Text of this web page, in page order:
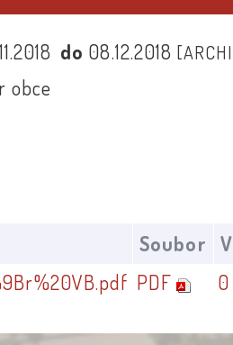
do 08.12.2018
obce
Soubor
PDF